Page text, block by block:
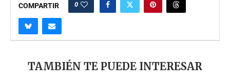
COMPARTIR 0
TAMBIÉN TE PUEDE INTERESAR